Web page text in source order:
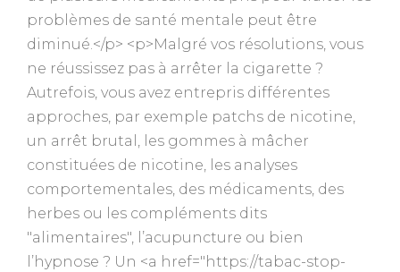
problèmes de santé mentale peut être
diminué.</p> <p>Malgré vos résolutions, vous
ne réussissez pas à arrêter la cigarette ?
Autrefois, vous avez entrepris différentes
approches, par exemple patchs de nicotine,
un arrêt brutal, les gommes à mâcher
constituées de nicotine, les analyses
comportementales, des médicaments, des
herbes ou les compléments dits
"alimentaires", l’acupuncture ou bien
l’hypnose ? Un <a href="https://tabac-stop-